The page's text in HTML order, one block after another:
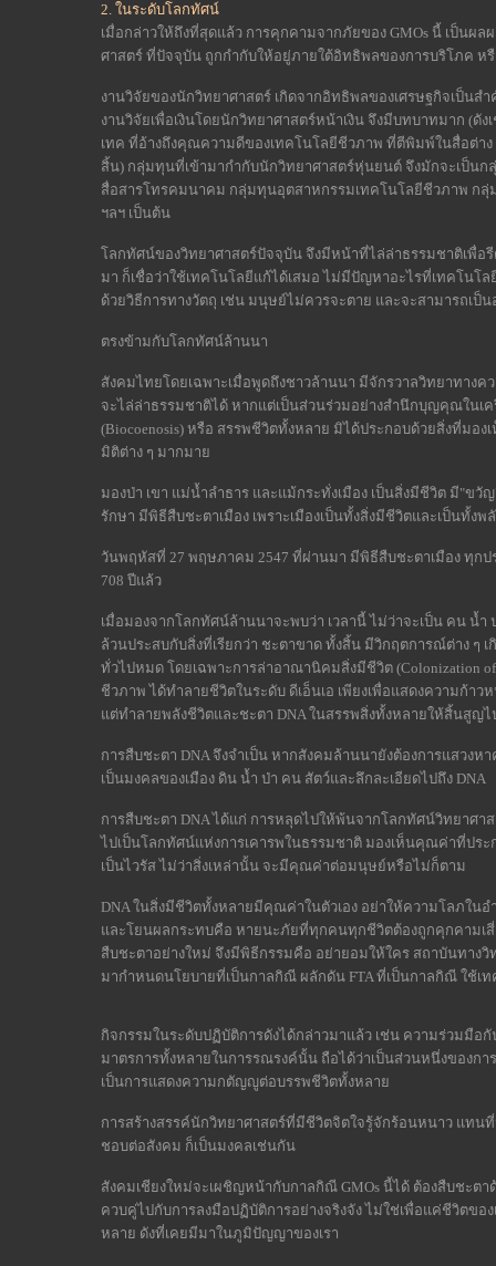
2. ในระดับโลกทัศน์
เมื่อกล่าวให้ถึงที่สุดแล้ว การคุกคามจากภัยของ GMOs นี้ เป็นผ
ศาสตร์ ที่ปัจจุบัน ถูกกำกับให้อยู่ภายใต้อิทธิพลของการบริโภค หรื
งานวิจัยของนักวิทยาศาสตร์ เกิดจากอิทธิพลของเศรษฐกิจเป็นส
งานวิจัยเพื่อเงินโดยนักวิทยาศาสตร์หน้าเงิน จึงมีบทบาทมาก (
เทค ที่อ้างถึงคุณความดีของเทคโนโลยีชีวภาพ ที่ตีพิมพ์ในสื่อต่าง
สิ้น) กลุ่มทุนที่เข้ามากำกับนักวิทยาศาสตร์หุ่นยนต์ จึงมักจะเป็น
สื่อสารโทรคมนาคม กลุ่มทุนอุตสาหกรรมเทคโนโลยีชีวภาพ ก
ฯลฯ เป็นต้น
โลกทัศน์ของวิทยาศาสตร์ปัจจุบัน จึงมีหน้าที่ไล่ล่าธรรมชาติเพื่อ
มา ก็เชื่อว่าใช้เทคโนโลยีแก้ได้เสมอ ไม่มีปัญหาอะไรที่เทคโนโ
ด้วยวิธีการทางวัตถุ เช่น มนุษย์ไม่ควรจะตาย และจะสามารถเป็
ตรงข้ามกับโลกทัศน์ล้านนา
สังคมไทยโดยเฉพาะเมื่อพูดถึงชาวล้านนา มีจักรวาลวิทยาทาง
จะไล่ล่าธรรมชาติได้ หากแต่เป็นส่วนร่วมอย่างสำนึกบุญคุณใน
(Biocoenosis) หรือ สรรพชีวิตทั้งหลาย มิได้ประกอบด้วยสิ่งที่มอ
มิติต่าง ๆ มากมาย
มองป่า เขา แม่น้ำลำธาร และแม้กระทั่งเมือง เป็นสิ่งมีชีวิต มี"ขวั
รักษา มีพิธีสืบชะตาเมือง เพราะเมืองเป็นทั้งสิ่งมีชีวิตและเป็นทั้ง
วันพฤหัสที่ 27 พฤษภาคม 2547 ที่ผ่านมา มีพิธีสืบชะตาเมือง ทุกป
708 ปีแล้ว
เมื่อมองจากโลกทัศน์ล้านนาจะพบว่า เวลานี้ ไม่ว่าจะเป็น คน น้ำ
ล้วนประสบกับสิ่งที่เรียกว่า ชะตาขาด ทั้งสิ้น มีวิกฤตการณ์ต่าง
ทั่วไปหมด โดยเฉพาะการล่าอาณานิคมสิ่งมีชีวิต (Colonization
ชีวภาพ ได้ทำลายชีวิตในระดับ ดีเอ็นเอ เพียงเพื่อแสดงความก้าว
แต่ทำลายพลังชีวิตและชะตา DNA ในสรรพสิ่งทั้งหลายให้สิ้นสูญไ
การสืบชะตา DNA จึงจำเป็น หากสังคมล้านนายังต้องการแสวง
เป็นมงคลของเมือง ดิน น้ำ ป่า คน สัตว์และลึกละเอียดไปถึง DNA
การสืบชะตา DNA ได้แก่ การหลุดไปให้พ้นจากโลกทัศน์วิทยาศา
ไปเป็นโลกทัศน์แห่งการเคารพในธรรมชาติ มองเห็นคุณค่าที่ประ
เป็นไวรัส ไม่ว่าสิ่งเหล่านั้น จะมีคุณค่าต่อมนุษย์หรือไม่ก็ตาม
DNA ในสิ่งมีชีวิตทั้งหลายมีคุณค่าในตัวเอง อย่าให้ความโลภในอ
และโยนผลกระทบคือ หายนะภัยที่ทุกคนทุกชีวิตต้องถูกคุกคามเสี่
สืบชะตาอย่างใหม่ จึงมีพิธีกรรมคือ อย่ายอมให้ใคร สถาบันทางวิ
มากำหนดนโยบายที่เป็นกาลกิณี ผลักดัน FTA ที่เป็นกาลกิณี ใช้
กิจกรรมในระดับปฏิบัติการดังได้กล่าวมาแล้ว เช่น ความร่วมมือ
มาตรการทั้งหลายในการรณรงค์นั้น ถือได้ว่าเป็นส่วนหนึ่งของก
เป็นการแสดงความกตัญญูต่อบรรพชีวิตทั้งหลาย
การสร้างสรรค์นักวิทยาศาสตร์ที่มีชีวิตจิตใจรู้จักร้อนหนาว แทน
ชอบต่อสังคม ก็เป็นมงคลเช่นกัน
สังคมเชียงใหม่จะเผชิญหน้ากับกาลกิณี GMOs นี้ได้ ต้องสืบชะต
ควบคู่ไปกับการลงมือปฏิบัติการอย่างจริงจัง ไม่ใช่เพื่อแค่ชีวิตขอ
หลาย ดังที่เคยมีมาในภูมิปัญญาของเรา